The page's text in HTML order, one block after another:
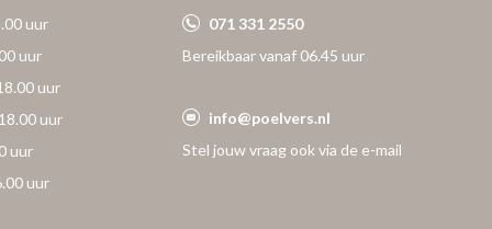
uur
uur
uur
uur
uur
uur
071 331 2550
Bereikbaar vanaf 06.45 uur
info@poelvers.nl
Stel jouw vraag ook via de e-mail